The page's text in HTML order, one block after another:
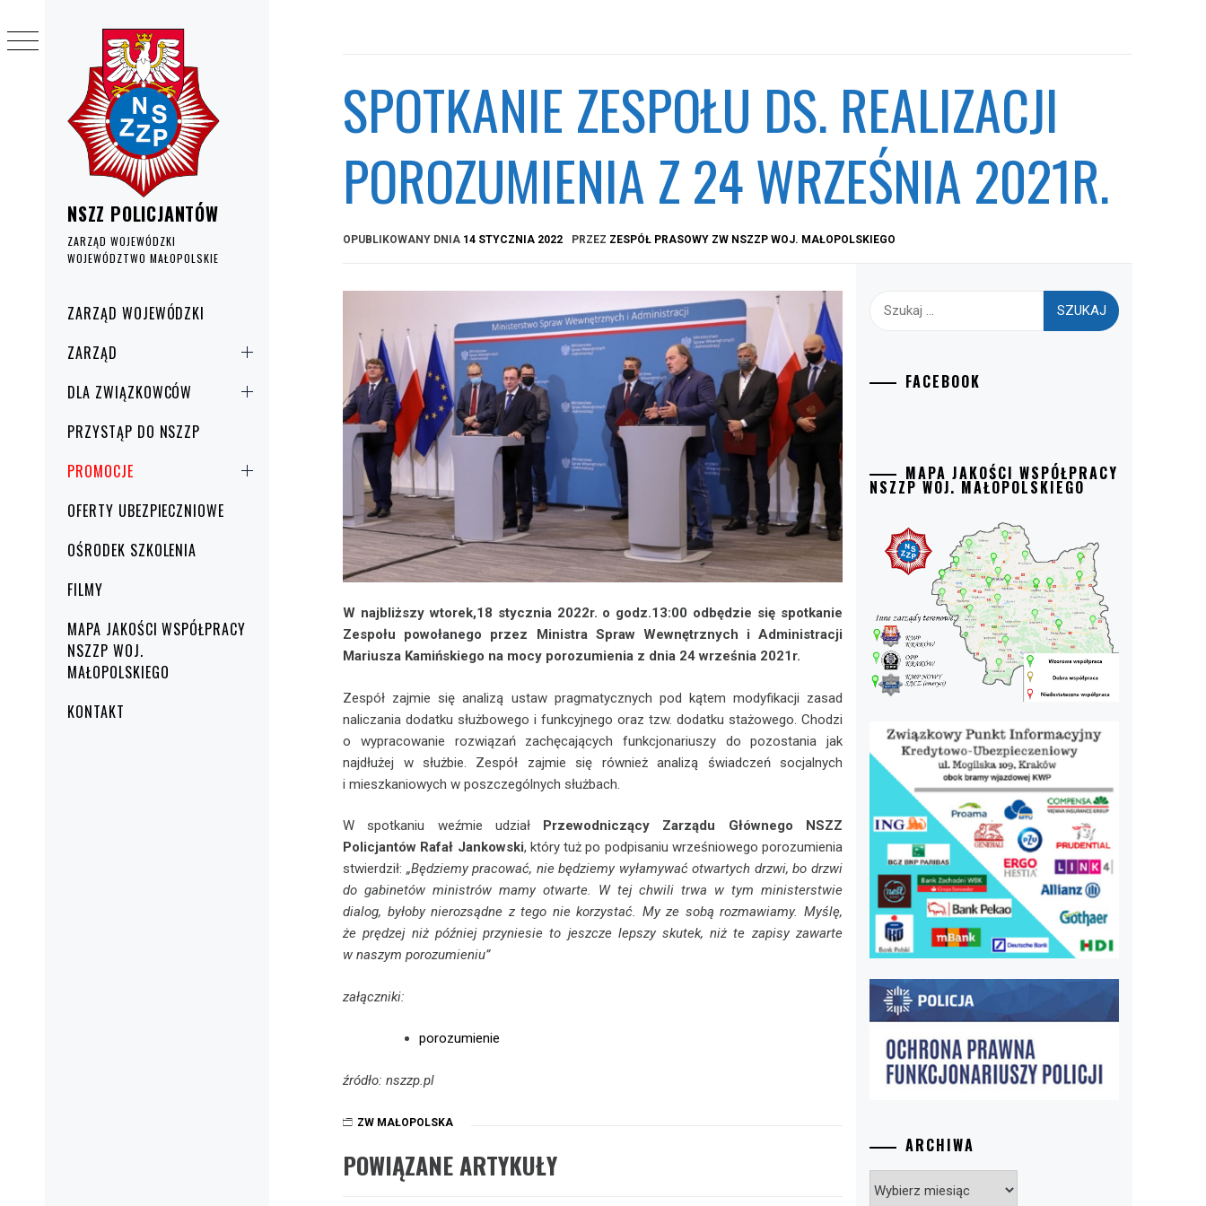
NSZZ POLICJANTÓW
ZARZĄD WOJEWÓDZKI
WOJEWÓDZTWO MAŁOPOLSKIE
główneZARZĄD WOJEWÓDZKI
ZARZĄD
DLA ZWIĄZKOWCÓW
PRZYSTĄP DO NSZZP
PROMOCJE
OFERTY UBEZPIECZNIOWE
OŚRODEK SZKOLENIA
FILMY
MAPA JAKOŚCI WSPÓŁPRACY
NSZZP WOJ.
MAŁOPOLSKIEGO
KONTAKT
SPOTKANIE ZESPOŁU DS. REALIZACJI
POROZUMIENIA Z 24 WRZEŚNIA 2021R.
OPUBLIKOWANY DNIA 14 STYCZNIA 2022 PRZEZ ZESPÓŁ PRASOWY ZW NSZZP WOJ. MAŁOPOLSKIEGO
W najbliższy wtorek,18 stycznia 2022r. o godz.13:00 odbędzie się spotkanie
Zespołu powołanego przez Ministra Spraw Wewnętrznych i Administracji
Mariusza Kamińskiego na mocy porozumienia z dnia 24 września 2021r.
Zespół zajmie się analizą ustaw pragmatycznych pod kątem modyfikacji zasad
naliczania dodatku służbowego i funkcyjnego oraz tzw. dodatku stażowego. Chodzi
o wypracowanie rozwiązań zachęcających funkcjonariuszy do pozostania jak
najdłużej w służbie. Zespół zajmie się również analizą świadczeń socjalnych
i mieszkaniowych w poszczególnych służbach.
W spotkaniu weźmie udział
Przewodniczący Zarządu Głównego NSZZ
Policjantów Rafał Jankowski, który tuż po podpisaniu wrześniowego porozumienia
stwierdził: „Będziemy pracować, nie będziemy wyłamywać otwartych drzwi, bo drzwi
do gabinetów ministrów mamy otwarte. W tej chwili trwa w tym ministerstwie
dialog, byłoby nierozsądne z tego nie korzystać. My ze sobą rozmawiamy. Myślę,
że prędzej niż później przyniesie to jeszcze lepszy skutek, niż te zapisy zawarte
w naszym porozumieniu”
załączniki:
porozumienie
źródło: nszzp.pl
ZW MAŁOPOLSKA
POWIĄZANE ARTYKUŁY
FACEBOOK
MAPA JAKOŚCI WSPÓŁPRACY
NSZZP WOJ. MAŁOPOLSKIEGO
ARCHIWA